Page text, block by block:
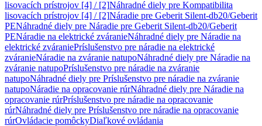
lisovacích prístrojov [4] / [2]Náhradné diely pre Kompatibilita
lisovacích prístrojov [4] / [2]Náradie pre Geberit Silent-db20/Geberit
PENáhradné diely pre Náradie pre Geberit Silent-db20/Geberit
PENáradie na elektrické zváranieNáhradné diely pre Náradie na
elektrické zváraniePríslušenstvo pre náradie na elektrické
zváranieNáradie na zváranie natupoNáhradné diely pre Náradie na
zváranie natupoPríslušenstvo pre náradie na zváranie
natupoNáhradné diely pre Príslušenstvo pre náradie na zváranie
natupoNáradie na opracovanie rúrNáhradné diely pre Náradie na
opracovanie rúrPríslušenstvo pre náradie na opracovanie
rúrNáhradné diely pre Príslušenstvo pre náradie na opracovanie
rúrOvládacie pomôckyDiaľkové ovládania